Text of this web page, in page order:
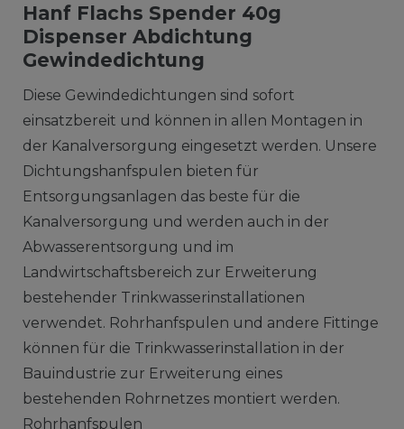
Hanf Flachs Spender 40g
Dispenser Abdichtung
Gewindedichtung
Diese Gewindedichtungen sind sofort
einsatzbereit und können in allen Montagen in
der Kanalversorgung eingesetzt werden. Unsere
Dichtungshanfspulen bieten für
Entsorgungsanlagen das beste für die
Kanalversorgung und werden auch in der
Abwasserentsorgung und im
Landwirtschaftsbereich zur Erweiterung
bestehender Trinkwasserinstallationen
verwendet. Rohrhanfspulen und andere Fittinge
können für die Trinkwasserinstallation in der
Bauindustrie zur Erweiterung eines
bestehenden Rohrnetzes montiert werden.
Rohrhanfspulen